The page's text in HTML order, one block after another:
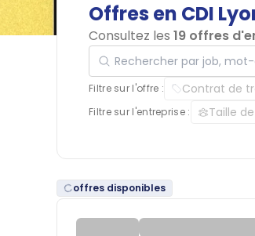
Offres en CDI
Consultez les 19 offres
Rechercher par job, mot-
Filtre sur l'offre : Contrat de
Filtre sur l'entreprise : Taille
offres disponibles